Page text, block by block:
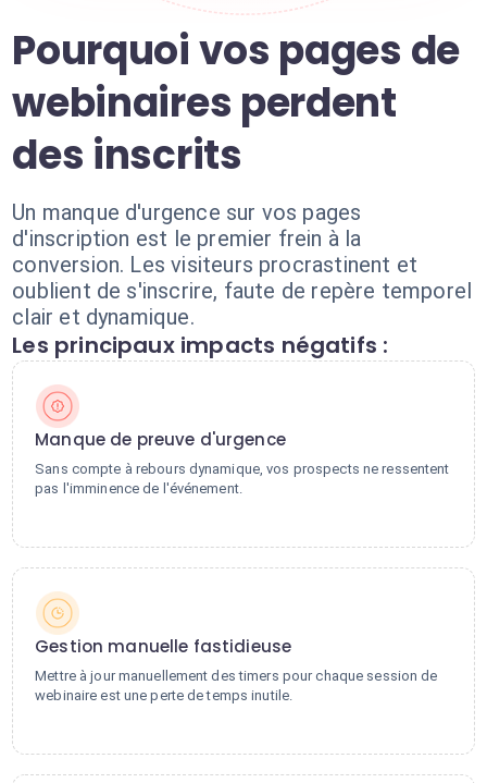
Pourquoi vos pages de
webinaires perdent
des inscrits
Un manque d'urgence sur vos pages
d'inscription est le premier frein à la
conversion. Les visiteurs procrastinent et
oublient de s'inscrire, faute de repère temporel
clair et dynamique.
Les principaux impacts négatifs :
Manque de preuve d'urgence
Sans compte à rebours dynamique, vos prospects ne ressentent
pas l'imminence de l'événement.
Gestion manuelle fastidieuse
Mettre à jour manuellement des timers pour chaque session de
webinaire est une perte de temps inutile.